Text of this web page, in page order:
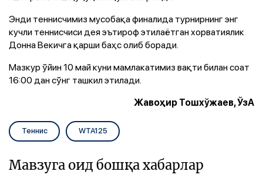
Энди теннисчимиз мусобақа финалида турнирнинг энг
кучли теннисчиси дея эътироф этилаётган хорватиялик
Донна Векичга қарши баҳс олиб боради.
Мазкур ўйин 10 май куни мамлакатимиз вақти билан соат
16:00 дан сўнг ташкил этилади.
Жавоҳир Тошхўжаев, ЎзА
Теннис WTA125
Мавзуга оид бошқа хабарлар